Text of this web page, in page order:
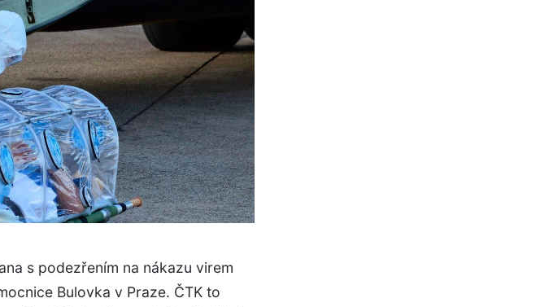
s podezřením na nákazu virem
Bulovka v Praze. ČTK to